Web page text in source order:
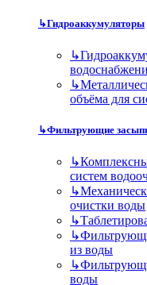
↳Гидроаккумуляторы
↳
↳
объёма для
↳Фильтрующие
↳
систем
↳
очистки воды
↳
↳
из воды
↳
воды